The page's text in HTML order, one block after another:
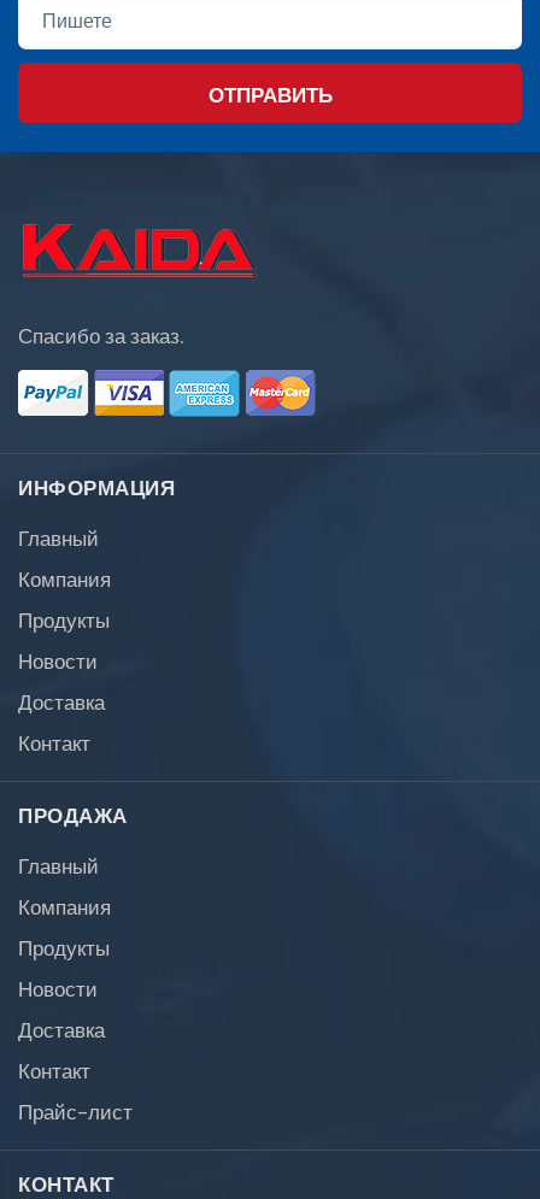
ОТПРАВИТЬ
Спасибо за заказ.
ИНФОРМАЦИЯ
Главный
Компания
Продукты
Новости
Доставка
Контакт
ПРОДАЖА
Главный
Компания
Продукты
Новости
Доставка
Контакт
Прайс-лист
КОНТАКТ